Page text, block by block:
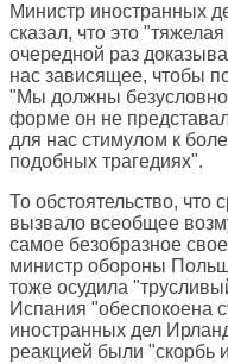
Министр иностранных
сказал, что это
очередной раз
нас зависящее, чтобы
"Мы должны безусловно
форме он не
для нас стимулом к
подобных трагедиях".
То обстоятельство, что
вызвало всеобщее
самое безобразное
министр обороны
тоже осудила
Испания "обеспокоена
иностранных дел
реакцией были "скорбь